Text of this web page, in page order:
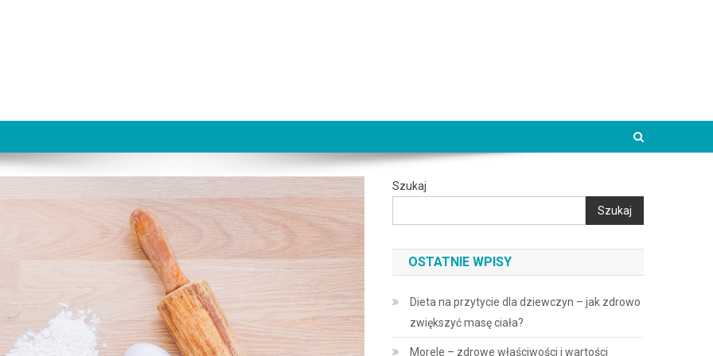
Szukaj
Szukaj
OSTATNIE WPISY
Dieta na przytycie dla dziewczyn – jak zdrowo
zwiększyć masę ciała?
Morele – zdrowe właściwości i wartości